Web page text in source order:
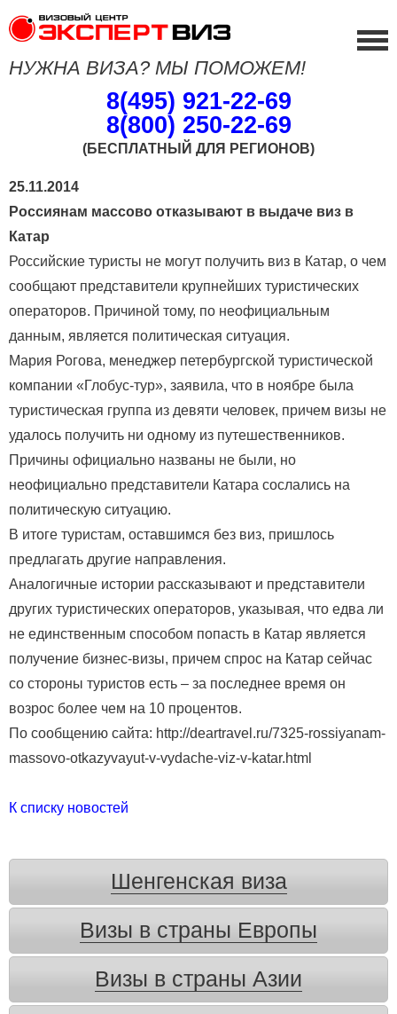
НУЖНА ВИЗА? МЫ ПОМОЖЕМ!
8(495) 921-22-69
8(800) 250-22-69
(БЕСПЛАТНЫЙ ДЛЯ РЕГИОНОВ)
25.11.2014
Россиянам массово отказывают в выдаче виз в
Катар
Российские туристы не могут получить виз в Катар, о чем
сообщают представители крупнейших туристических
операторов. Причиной тому, по неофициальным
данным, является политическая ситуация.
Мария Рогова, менеджер петербургской туристической
компании «Глобус-тур», заявила, что в ноябре была
туристическая группа из девяти человек, причем визы не
удалось получить ни одному из путешественников.
Причины официально названы не были, но
неофициально представители Катара сослались на
политическую ситуацию.
В итоге туристам, оставшимся без виз, пришлось
предлагать другие направления.
Аналогичные истории рассказывают и представители
других туристических операторов, указывая, что едва ли
не единственным способом попасть в Катар является
получение бизнес-визы, причем спрос на Катар сейчас
со стороны туристов есть – за последнее время он
возрос более чем на 10 процентов.
По сообщению сайта: http://deartravel.ru/7325-rossiyanam-
massovo-otkazyvayut-v-vydache-viz-v-katar.html
К списку новостей
Шенгенская виза
Визы в страны Европы
Визы в страны Азии